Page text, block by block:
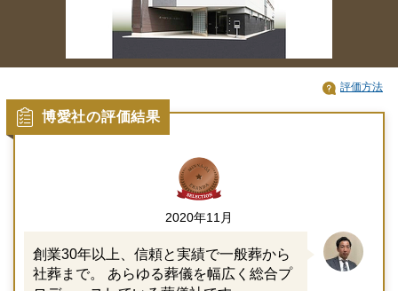
博愛社の評価結果
評価方法
2020年11月
創業30年以上、信頼と実績で一般葬から
社葬まで。 あらゆる葬儀を幅広く総合プ